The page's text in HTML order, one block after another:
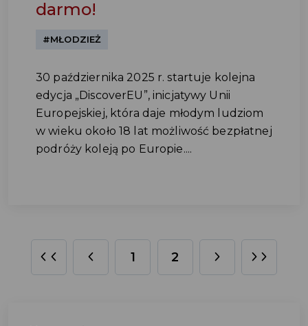
darmo!
#MŁODZIEŻ
30 października 2025 r. startuje kolejna
edycja „DiscoverEU”, inicjatywy Unii
Europejskiej, która daje młodym ludziom
w wieku około 18 lat możliwość bezpłatnej
podróży koleją po Europie....
1 2